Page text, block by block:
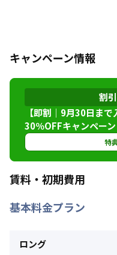
禁煙・喫煙
交通
東海
2名
駐車場
なし
次回更新日
情報
情報更新日
キャンペーン情報
割
【即割｜9月30日ま
30％OFFキャンペーン
特
特典内容
賃料を30％OFFさ
ンペーンとの併用
賃料・初期費用
基本料金プラン
ロング